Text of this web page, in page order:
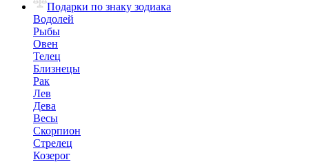
Подарки по знаку зодиака
Водолей
Рыбы
Овен
Телец
Близнецы
Рак
Лев
Дева
Весы
Скорпион
Стрелец
Козерог